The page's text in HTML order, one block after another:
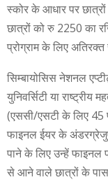
स्कोर के आधार पर छात्रों
छात्रों को रु 2250 का
प्रोग्राम के लिए
सिम्बायोसिस नेशनल
युनिवर्सिटी या
(एससी/एसटी के लिए 45
फाइनल ईयर के
पाने के लिए उन्हें फाइनल
से आने वाले छात्रों के